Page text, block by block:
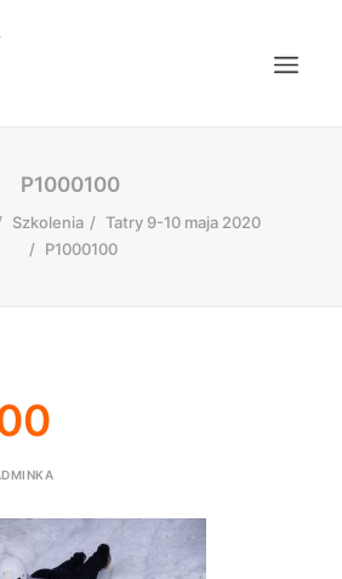
P1000100
Szkolenia
Tatry 9-10 maja 2020
P1000100